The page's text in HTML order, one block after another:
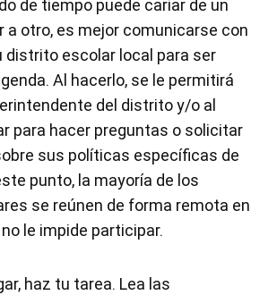
de tiempo puede cariar de un
a otro, es mejor comunicarse con
distrito escolar local para ser
Al hacerlo, se le permitirá
del distrito y/o al
para hacer preguntas o solicitar
sus políticas específicas de
punto, la mayoría de los
se reúnen de forma remota en
no le impide participar.
haz tu tarea. Lea las